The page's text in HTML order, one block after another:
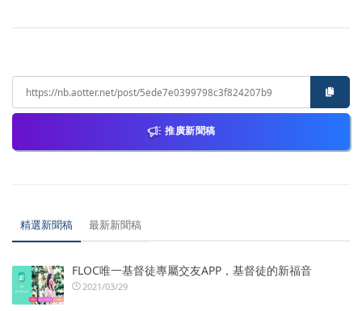
推廣新聞稿
精選新聞稿 最新新聞稿
FLOC唯一基督徒專屬交友APP，基督徒的新福音
2021/03/29